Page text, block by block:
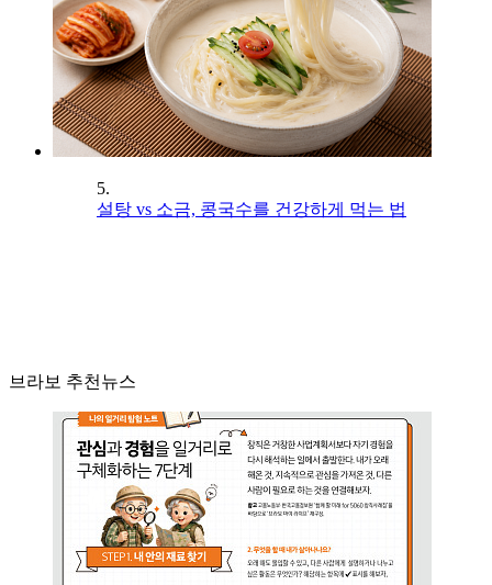
5.
설탕 vs 소금, 콩국수를 건강하게 먹는 법
브라보 추천뉴스